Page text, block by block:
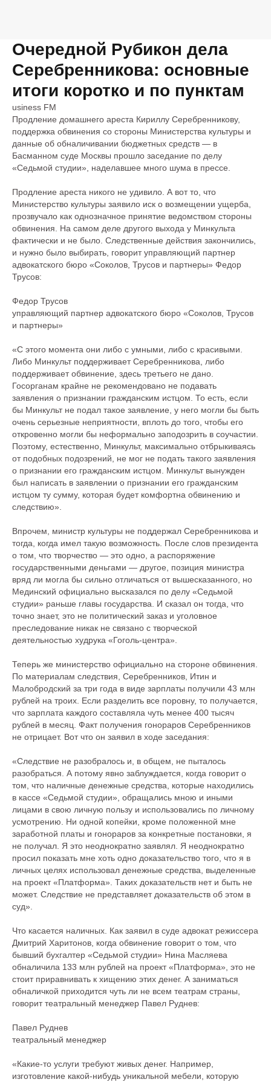
Очередной Рубикон дела
Серебренникова: основные
итоги коротко и по пунктам
usiness FM
Продление домашнего ареста Кириллу Серебренникову,
поддержка обвинения со стороны Министерства культуры и
данные об обналичивании бюджетных средств — в
Басманном суде Москвы прошло заседание по делу
«Седьмой студии», наделавшее много шума в прессе.
Продление ареста никого не удивило. А вот то, что
Министерство культуры заявило иск о возмещении ущерба,
прозвучало как однозначное принятие ведомством стороны
обвинения. На самом деле другого выхода у Минкульта
фактически и не было. Следственные действия закончились,
и нужно было выбирать, говорит управляющий партнер
адвокатского бюро «Соколов, Трусов и партнеры» Федор
Трусов:
Федор Трусов
управляющий партнер адвокатского бюро «Соколов, Трусов
и партнеры»
«С этого момента они либо с умными, либо с красивыми.
Либо Минкульт поддерживает Серебренникова, либо
поддерживает обвинение, здесь третьего не дано.
Госорганам крайне не рекомендовано не подавать
заявления о признании гражданским истцом. То есть, если
бы Минкульт не подал такое заявление, у него могли бы быть
очень серьезные неприятности, вплоть до того, чтобы его
откровенно могли бы неформально заподозрить в соучастии.
Поэтому, естественно, Минкульт, максимально отбрыкиваясь
от подобных подозрений, не мог не подать такого заявления
о признании его гражданским истцом. Минкульт вынужден
был написать в заявлении о признании его гражданским
истцом ту сумму, которая будет комфортна обвинению и
следствию».
Впрочем, министр культуры не поддержал Серебренникова и
тогда, когда имел такую возможность. После слов президента
о том, что творчество — это одно, а распоряжение
государственными деньгами — другое, позиция министра
вряд ли могла бы сильно отличаться от вышесказанного, но
Мединский официально высказался по делу «Седьмой
студии» раньше главы государства. И сказал он тогда, что
точно знает, это не политический заказ и уголовное
преследование никак не связано с творческой
деятельностью худрука «Гоголь-центра».
Теперь же министерство официально на стороне обвинения.
По материалам следствия, Серебренников, Итин и
Малобродский за три года в виде зарплаты получили 43 млн
рублей на троих. Если разделить все поровну, то получается,
что зарплата каждого составляла чуть менее 400 тысяч
рублей в месяц. Факт получения гонораров Серебренников
не отрицает. Вот что он заявил в ходе заседания:
«Следствие не разобралось и, в общем, не пыталось
разобраться. А потому явно заблуждается, когда говорит о
том, что наличные денежные средства, которые находились
в кассе «Седьмой студии», обращались мною и иными
лицами в свою личную пользу и использовались по личному
усмотрению. Ни одной копейки, кроме положенной мне
заработной платы и гонораров за конкретные постановки, я
не получал. Я это неоднократно заявлял. Я неоднократно
просил показать мне хоть одно доказательство того, что я в
личных целях использовал денежные средства, выделенные
на проект «Платформа». Таких доказательств нет и быть не
может. Следствие не представляет доказательств об этом в
суд».
Что касается наличных. Как заявил в суде адвокат режиссера
Дмитрий Харитонов, когда обвинение говорит о том, что
бывший бухгалтер «Седьмой студии» Нина Масляева
обналичила 133 млн рублей на проект «Платформа», это не
стоит приравнивать к хищению этих денег. А заниматься
обналичкой приходится чуть ли не всем театрам страны,
говорит театральный менеджер Павел Руднев:
Павел Руднев
театральный менеджер
«Какие-то услуги требуют живых денег. Например,
изготовление какой-нибудь уникальной мебели, которую